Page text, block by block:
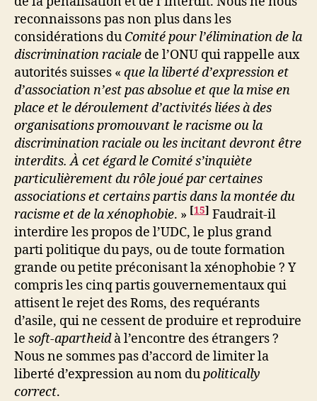
reconnaissons pas non plus dans les
considérations du Comité pour l’élimination de la
discrimination raciale de l’ONU qui rappelle aux
autorités suisses « que la liberté d’expression et
d’association n’est pas absolue et que la mise en
place et le déroulement d’activités liées à des
organisations promouvant le racisme ou la
discrimination raciale ou les incitant devront être
interdits. À cet égard le Comité s’inquiète
particulièrement du rôle joué par certaines
associations et certains partis dans la montée du
racisme et de la xénophobie. » [15] Faudrait-il
interdire les propos de l’UDC, le plus grand
parti politique du pays, ou de toute formation
grande ou petite préconisant la xénophobie ? Y
compris les cinq partis gouvernementaux qui
attisent le rejet des Roms, des requérants
d’asile, qui ne cessent de produire et reproduire
le soft-apartheidà l’encontre des étrangers ?
Nous ne sommes pas d’accord de limiter la
liberté d’expression au nom dupolitically
correct.